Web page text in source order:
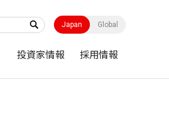
Japan Global
投資家情報 採用情報